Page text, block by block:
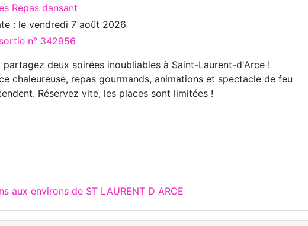
Repas dansant
: levendredi 7 août 2026
n° 342956
partagez deux soirées inoubliables à Saint-Laurent-d'Arce !
chaleureuse, repas gourmands, animations et spectacle de feu
Réservez vite, les places sont limitées !
aux environs de ST LAURENT D ARCE